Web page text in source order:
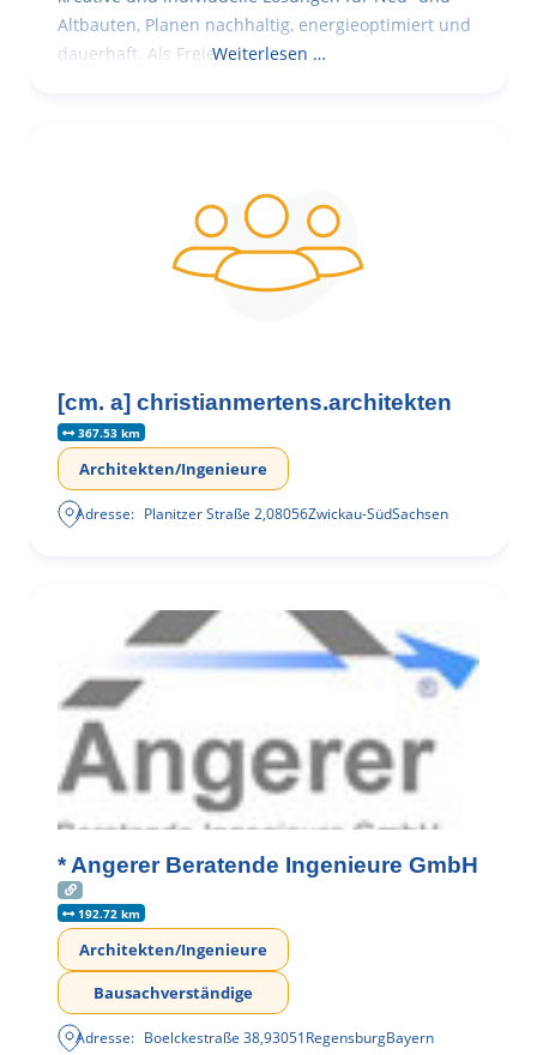
Altbauten, Planen nachhaltig, energieoptimiert und
dauerhaft. Als FreieWeiterlesen …
[cm. a] christianmertens.architekten
367.53 km
Architekten/Ingenieure
Adresse: Planitzer Straße 2,08056Zwickau-SüdSachsen
* Angerer Beratende Ingenieure GmbH
192.72 km
Architekten/Ingenieure
Bausachverständige
Adresse: Boelckestraße 38,93051RegensburgBayern